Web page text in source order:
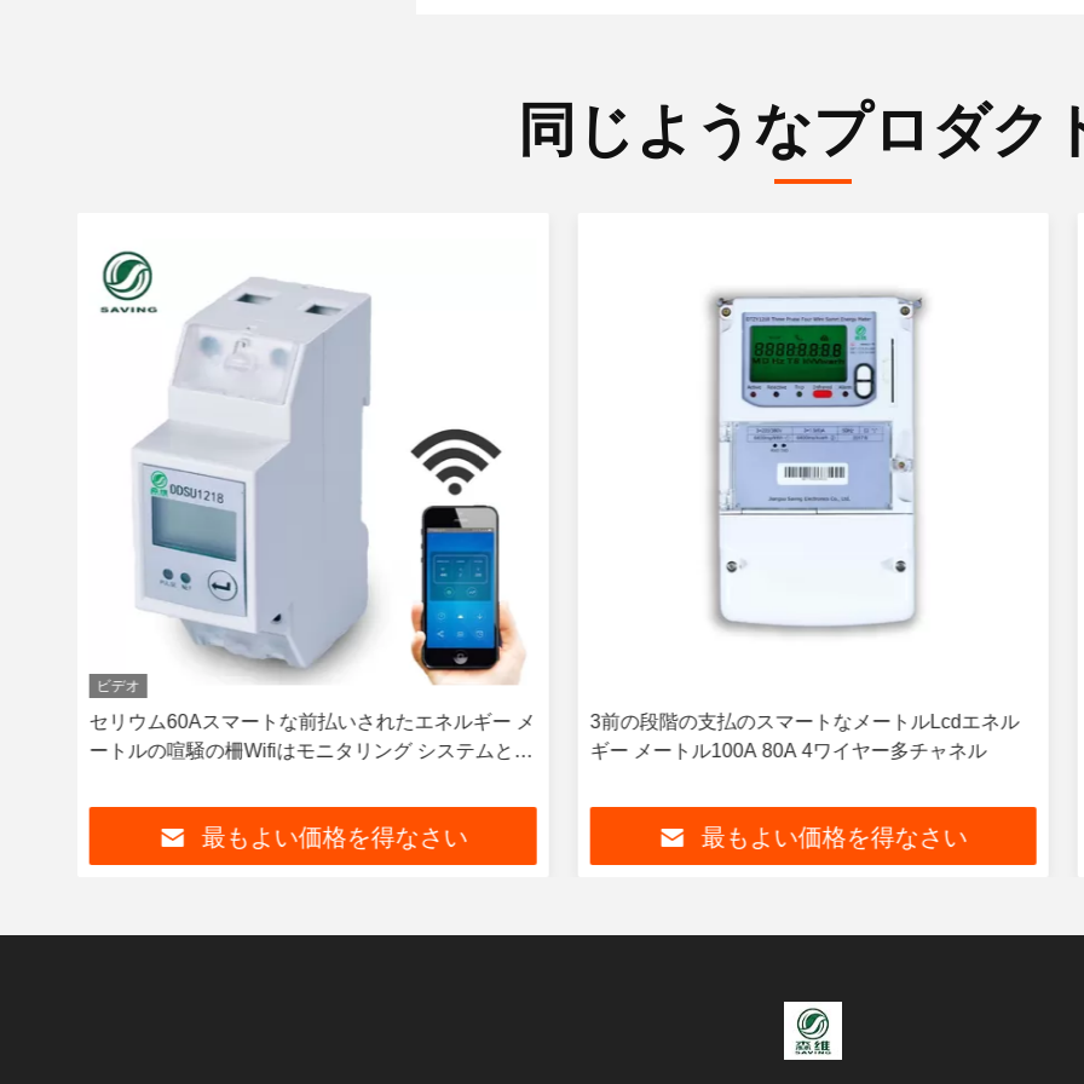
同じようなプロダク
ビデオ
セリウム60Aスマートな前払いされたエネルギー メ
ートルの喧騒の柵Wifiはモニタリング システムとの
最もよい価格を得なさい
3前の段階の支払のスマートなメートルLcdエネル
ギー メートル100A 80A 4ワイヤー多チャネル
最もよい価格を得なさい